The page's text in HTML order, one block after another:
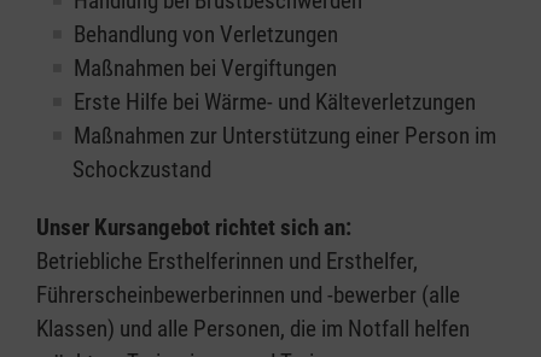
Behandlung von Verletzungen
Maßnahmen bei Vergiftungen
Erste Hilfe bei Wärme- und Kälteverletzungen
Maßnahmen zur Unterstützung einer Person im
Schockzustand
Unser Kursangebot richtet sich an:
Betriebliche Ersthelferinnen und Ersthelfer,
Führerscheinbewerberinnen und -bewerber (alle
Klassen) und alle Personen, die im Notfall helfen